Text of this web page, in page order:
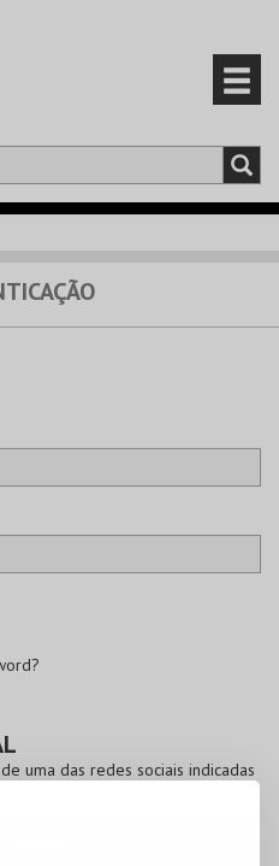
uma das redes sociais indicadas